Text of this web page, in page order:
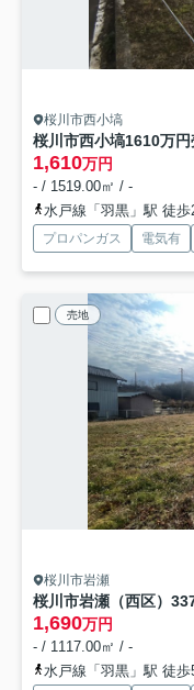
桜川市西小塙
桜川市西小塙1610万円
1,610万円
- / 1519.00㎡ / -
水戸線「羽黒」駅 徒歩
プロパンガス 電気有
売地
桜川市岩瀬
桜川市岩瀬（西区）
1,690万円
- / 1117.00㎡ / -
水戸線「羽黒」駅 徒歩